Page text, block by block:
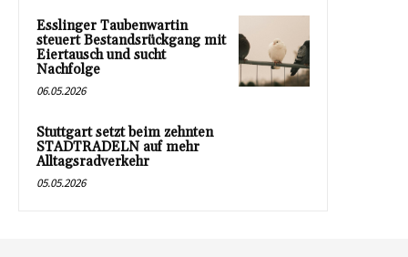
Esslinger Taubenwartin
steuert Bestandsrückgang mit
Eiertausch und sucht
Nachfolge
06.05.2026
Stuttgart setzt beim zehnten
STADTRADELN auf mehr
Alltagsradverkehr
05.05.2026